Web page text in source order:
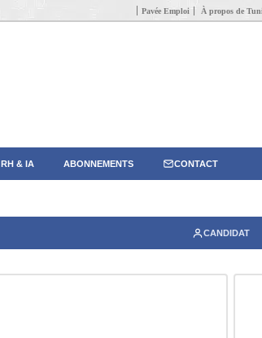
Pavée Emploi À propos de
RH & IA ABONNEMENTS CONTACT
CANDIDAT